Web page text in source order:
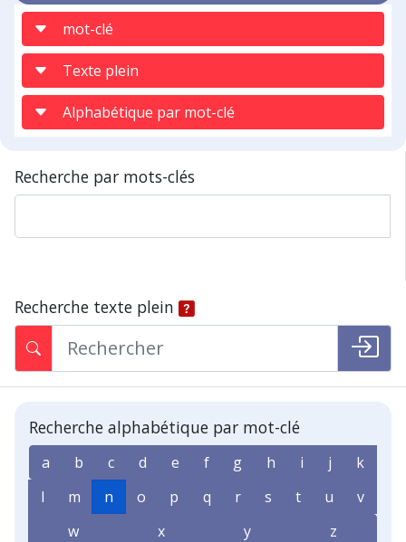
mot-clé
Texte plein
Alphabétique par mot-clé
Recherche par mots-clés
Recherche texte plein
Recherche alphabétique par mot-clé
a b c d e f g h i j
k
l
m n o p q r s t u
v
w
x y z